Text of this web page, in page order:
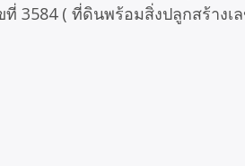
3584 ( ที่ดินพร้อมสิ่งปลูกสร้างเ